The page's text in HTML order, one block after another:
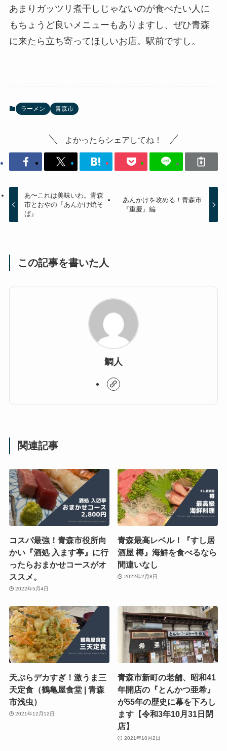
あまりガッツリ煮干しじゃないのが食べたい人に
もちょうど良いメニューもありますし、ぜひ青森
に来たら立ち寄ってほしいお店。駅前ですし。
ラーメン 青森市
よかったらシェアしてね！
あ〜これは美味いわ。青森
市とおやの『あんかけ焼そ
ば』
あんかけを攻める！青森市
『重慶』編
この記事を書いた人
鯛人
関連記事
コスパ最強！青森市役所向
かい『酒処 入ます亭』に行
ったらおまかせコースがオ
ススメ。
2022年5月4日
青森最高レベル！『すし居
酒屋 樽』海鮮を食べるなら
間違いなし
2022年2月8日
天ぷらデカすぎ！激うま三
天定食（鶴亀屋食堂 | 青森
市浅虫）
2021年12月12日
青森市新町の老舗、昭和41
年開店の『とんかつ亜希』
が55年の歴史に幕を下ろし
ます【令和3年10月31日閉
店】
2021年10月2日